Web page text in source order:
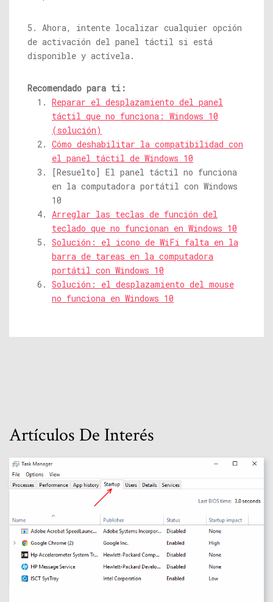
5. Ahora, intente localizar cualquier opción
de activación del panel táctil si está
disponible y actívela.
Recomendado para ti:
Reparar el desplazamiento del panel
táctil que no funciona: Windows 10
(solución)
Cómo deshabilitar la compatibilidad con
el panel táctil de Windows 10
[Resuelto] El panel táctil no funciona
en la computadora portátil con Windows
10
Arreglar las teclas de función del
teclado que no funcionan en Windows 10
Solución: el icono de WiFi falta en la
barra de tareas en la computadora
portátil con Windows 10
Solución: el desplazamiento del mouse
no funciona en Windows 10
Artículos De Interés